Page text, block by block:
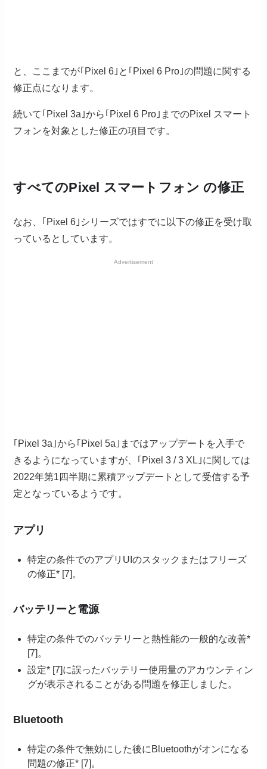
と、ここまでが｢Pixel 6｣と｢Pixel 6 Pro｣の問題に関する
修正点になります。
続いて｢Pixel 3a｣から｢Pixel 6 Pro｣までのPixel スマート
フォンを対象とした修正の項目です。
すべてのPixel スマートフォン の修正
なお、｢Pixel 6｣シリーズではすでに以下の修正を受け取
っているとしています。
Advertisement
｢Pixel 3a｣から｢Pixel 5a｣まではアップデートを入手で
きるようになっていますが、｢Pixel 3 / 3 XL｣に関しては
2022年第1四半期に累積アップデートとして受信する予
定となっているようです。
アプリ
特定の条件でのアプリUIのスタックまたはフリーズ
の修正* [7]。
バッテリーと電源
特定の条件でのバッテリーと熱性能の一般的な改善*
[7]。
設定* [7]に誤ったバッテリー使用量のアカウンティン
グが表示されることがある問題を修正しました。
Bluetooth
特定の条件で無効にした後にBluetoothがオンになる
問題の修正* [7]。